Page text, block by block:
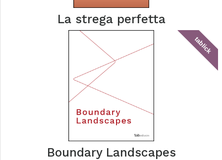
La strega perfetta
tablick
Boundary Landscapes